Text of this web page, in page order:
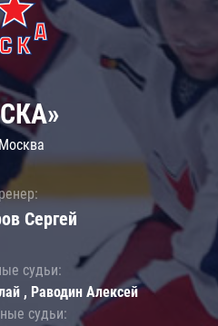
Сергей
судьи:
, Раводин Алексей
судьи: